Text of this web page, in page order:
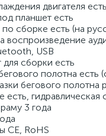
двигателя
планшет есть
сборке есть (на
воспроизведение
USB
сборки есть
полотна есть
бегового полотна
есть,
3 года
CE, RoHS